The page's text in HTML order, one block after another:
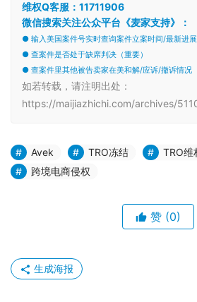
维权Q客服：11711906
微信搜索关注公众平台《麦家支持》：
● 输入美国案件号实时查询案件立案时间/最新进展
● 查案件是否处于缺席判决（重要）
● 查案件里其他被告卖家在美和解/应诉/撤诉情况
如若转载，请注明出处：
https://maijiazhichi.com/archives/
Avek TRO冻结 TRO维
跨境电商侵权
赞 (0)
生成海报